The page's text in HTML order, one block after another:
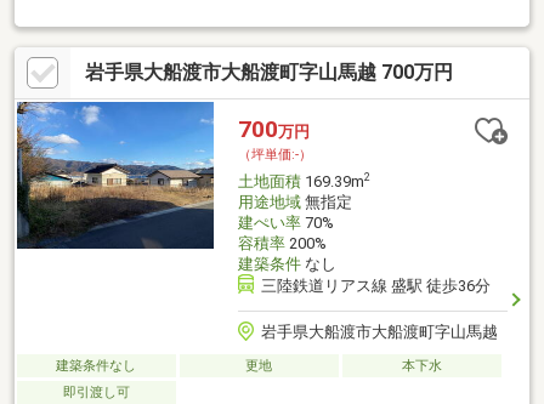
岩手県大船渡市大船渡町字山馬越 700万円
700万円
（坪単価:-）
土地面積169.39m2
用途地域無指定
建ぺい率70%
容積率200%
建築条件なし
三陸鉄道リアス線 盛駅 徒歩36分
岩手県大船渡市大船渡町字山馬越
建築条件なし 更地
本下水
即引渡し可